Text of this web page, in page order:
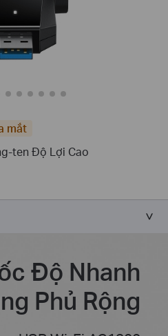
mắt
ten Độ Lợi Cao
Độ Nhanh
Phủ Rộng